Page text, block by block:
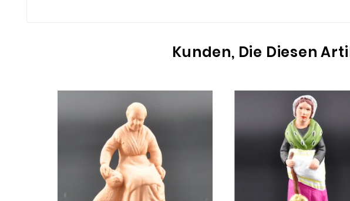
Kunden, Die Diesen